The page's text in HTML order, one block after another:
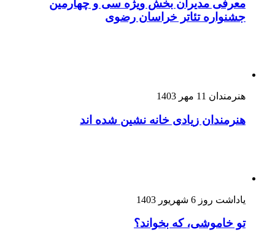
معرفی مدیران بخش ویژه سی و چهارمین
جشنواره تئاتر خراسان رضوی
هنرمندان 11 مهر 1403
هنرمندان زیادی خانه نشین شده اند
یاداشت روز 6 شهریور 1403
تو خاموشی، که بخواند؟